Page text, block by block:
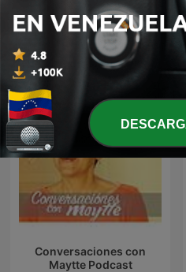
El Podcast de Marco
Antonio Regil
Conversaciones con
Maytte Podcast